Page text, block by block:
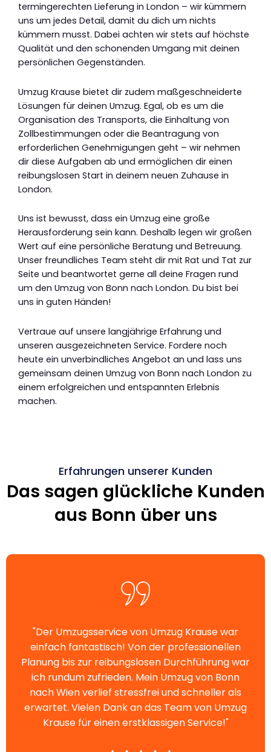
termingerechten Lieferung in London – wir kümmern
uns um jedes Detail, damit du dich um nichts
kümmern musst. Dabei achten wir stets auf höchste
Qualität und den schonenden Umgang mit deinen
persönlichen Gegenständen.
Umzug Krause bietet dir zudem maßgeschneiderte
Lösungen für deinen Umzug. Egal, ob es um die
Organisation des Transports, die Einhaltung von
Zollbestimmungen oder die Beantragung von
erforderlichen Genehmigungen geht – wir nehmen
dir diese Aufgaben ab und ermöglichen dir einen
reibungslosen Start in deinem neuen Zuhause in
London.
Uns ist bewusst, dass ein Umzug eine große
Herausforderung sein kann. Deshalb legen wir großen
Wert auf eine persönliche Beratung und Betreuung.
Unser freundliches Team steht dir mit Rat und Tat zur
Seite und beantwortet gerne all deine Fragen rund
um den Umzug von Bonn nach London. Du bist bei
uns in guten Händen!
Vertraue auf unsere langjährige Erfahrung und
unseren ausgezeichneten Service. Fordere noch
heute ein unverbindliches Angebot an und lass uns
gemeinsam deinen Umzug von Bonn nach London zu
einem erfolgreichen und entspannten Erlebnis
machen.
Erfahrungen unserer Kunden
Das sagen glückliche Kunden
aus Bonn über uns
"Der Umzugsservice von Umzug Krause war
einfach fantastisch! Von der professionellen
Planung bis zur reibungslosen Durchführung war
ich rundum zufrieden. Mein Umzug von Bonn
nach Wien verlief stressfrei und schneller als
erwartet. Vielen Dank an das Team von Umzug
Krause für einen erstklassigen Service!"